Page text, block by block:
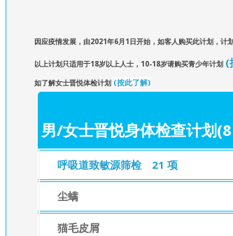
因应疫情发展，由2021年6月1日开始，如客人购买此计划，计
以上计划只适用于18岁以上人士，10-18岁请购买青少年计划 (
如了解女士晋悦体检计划 (按此了解)
男/女士晋悦身体检查计划
呼吸道致敏源筛检 21 项
尘螨
猫毛皮屑